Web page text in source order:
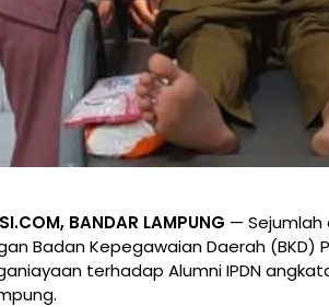
BANDAR LAMPUNG — Sejumlah
Badan Kepegawaian Daerah (BKD)
terhadap Alumni IPDN